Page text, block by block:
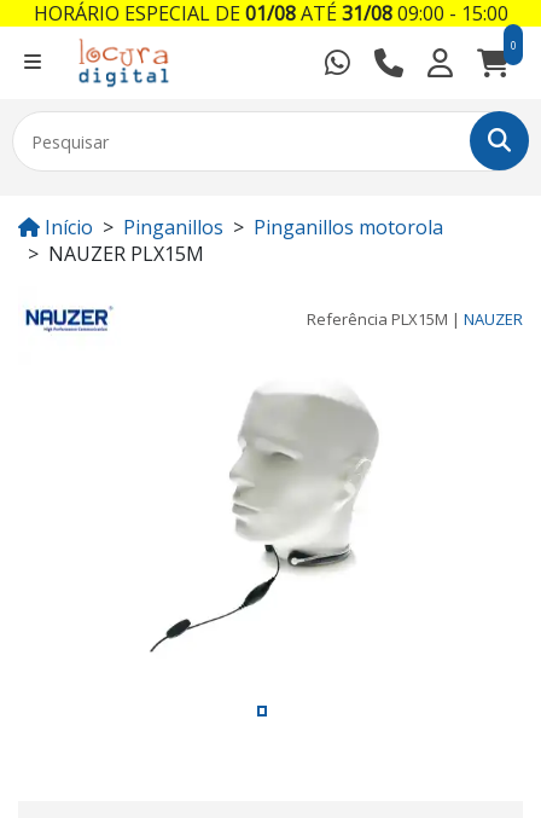
0
Início Pinganillos
Pinganillos motorola
NAUZER PLX15M
Referência PLX15M | NAUZER
HORÁRIO ESPECIAL DE01/08ATÉ31/0809:00 - 15:00